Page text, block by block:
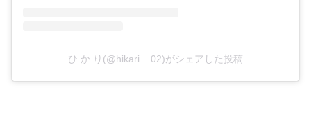
ひ か り(@hikari__02)がシェアした投稿